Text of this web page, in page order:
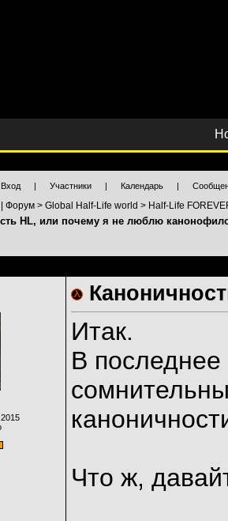
Вход | Участники | Календарь |
Форум > Global Half-Life world > Half-Life
HL, или почему я не люблю
Итак.
В
Что ж,